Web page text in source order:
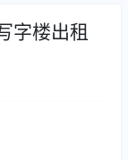
字楼出租